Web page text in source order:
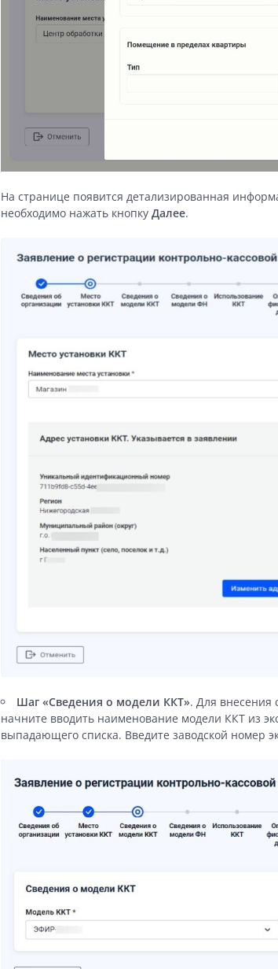
На странице появится детализированная
необходимо нажать кнопку Далее.
Шаг «Сведения о модели ККТ». Для внесения
начните вводить наименование модели ККТ из
выпадающего списка. Введите заводской номер